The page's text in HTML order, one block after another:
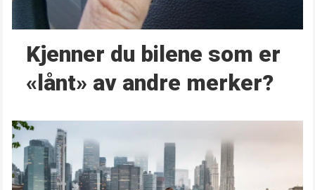
Kjenner du bilene som er
«lånt» av andre merker?